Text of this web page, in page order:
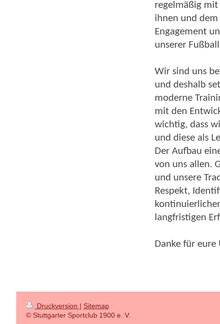
regelmäßig mit
ihnen und
Engagement
unserer
Wir sind uns
und deshalb
moderne
mit den
wichtig, dass
und diese als
Der Aufbau
von uns allen.
und unsere
Respekt,
langfristigen
Danke für eure
Druckversion | Sitemap
© Stuttgarter Sportclub 1900 e. V.